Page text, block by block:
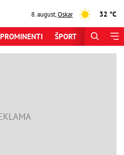
8. august,Oskar 32 °C
PROMINENTI ŠPORT